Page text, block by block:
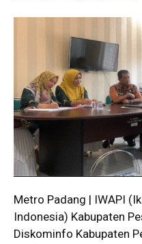
Metro Padang | IWAPI
Indonesia) Kabupaten
Diskominfo Kabupaten